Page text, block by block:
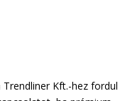
Trendliner Kft.-hez fordul